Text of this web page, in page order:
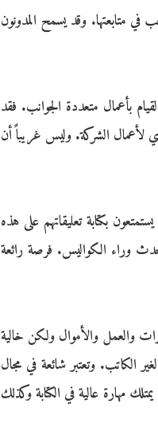
متابعتها. وقد يسمح المدونون
بأعمال متعددة الجوانب. فقد
لأعمال الشركة. وليس غريباً أن
بكتابة تعليقاتهم على هذه
وراء الكواليس. فرصة رائعة
والعمل والأموال ولكن خالية
الكاتب. وتعتبر شائعة في مجال
مهارة عالية في الكتابة وكذلك